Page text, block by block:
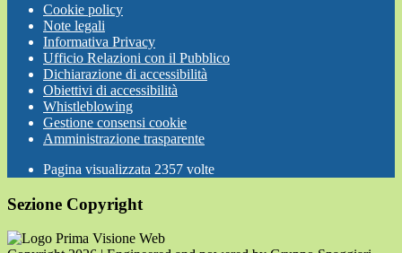
Cookie policy
Note legali
Informativa Privacy
Ufficio Relazioni con il Pubblico
Dichiarazione di accessibilità
Obiettivi di accessibilità
Whistleblowing
Gestione consensi cookie
Amministrazione trasparente
Pagina visualizzata 2357 volte
Sezione Copyright